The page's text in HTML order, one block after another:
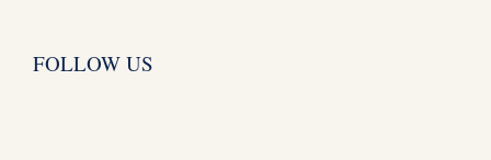
FOLLOW US